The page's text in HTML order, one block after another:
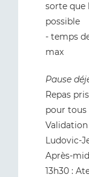
sorte que
possible
- temps
max
Pause
Repas
pour tous
Ludovic-
Après-
13h30 :